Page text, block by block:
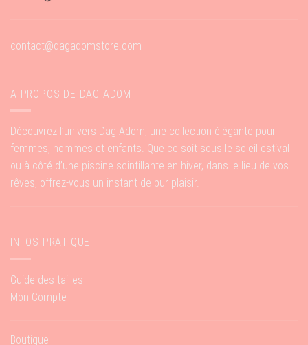
contact@dagadomstore.com
A PROPOS DE DAG ADOM
Découvrez l’univers Dag Adom, une collection élégante pour
femmes, hommes et enfants. Que ce soit sous le soleil estival
ou à côté d’une piscine scintillante en hiver, dans le lieu de vos
rêves, offrez-vous un instant de pur plaisir.
INFOS PRATIQUE
Guide des tailles
Mon Compte
Boutique